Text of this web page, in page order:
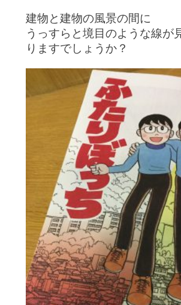
建物と建物の風景の間に
うっすらと境目のような線が
りますでしょうか？